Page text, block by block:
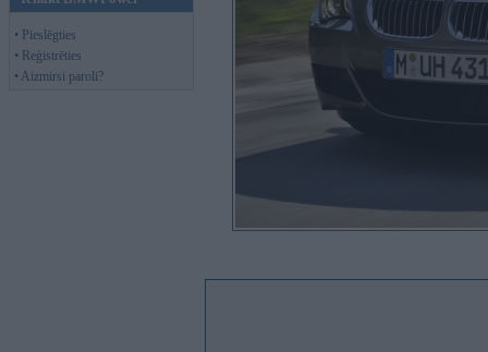
• Pieslēgties
• Reģistrēties
• Aizmirsi paroli?